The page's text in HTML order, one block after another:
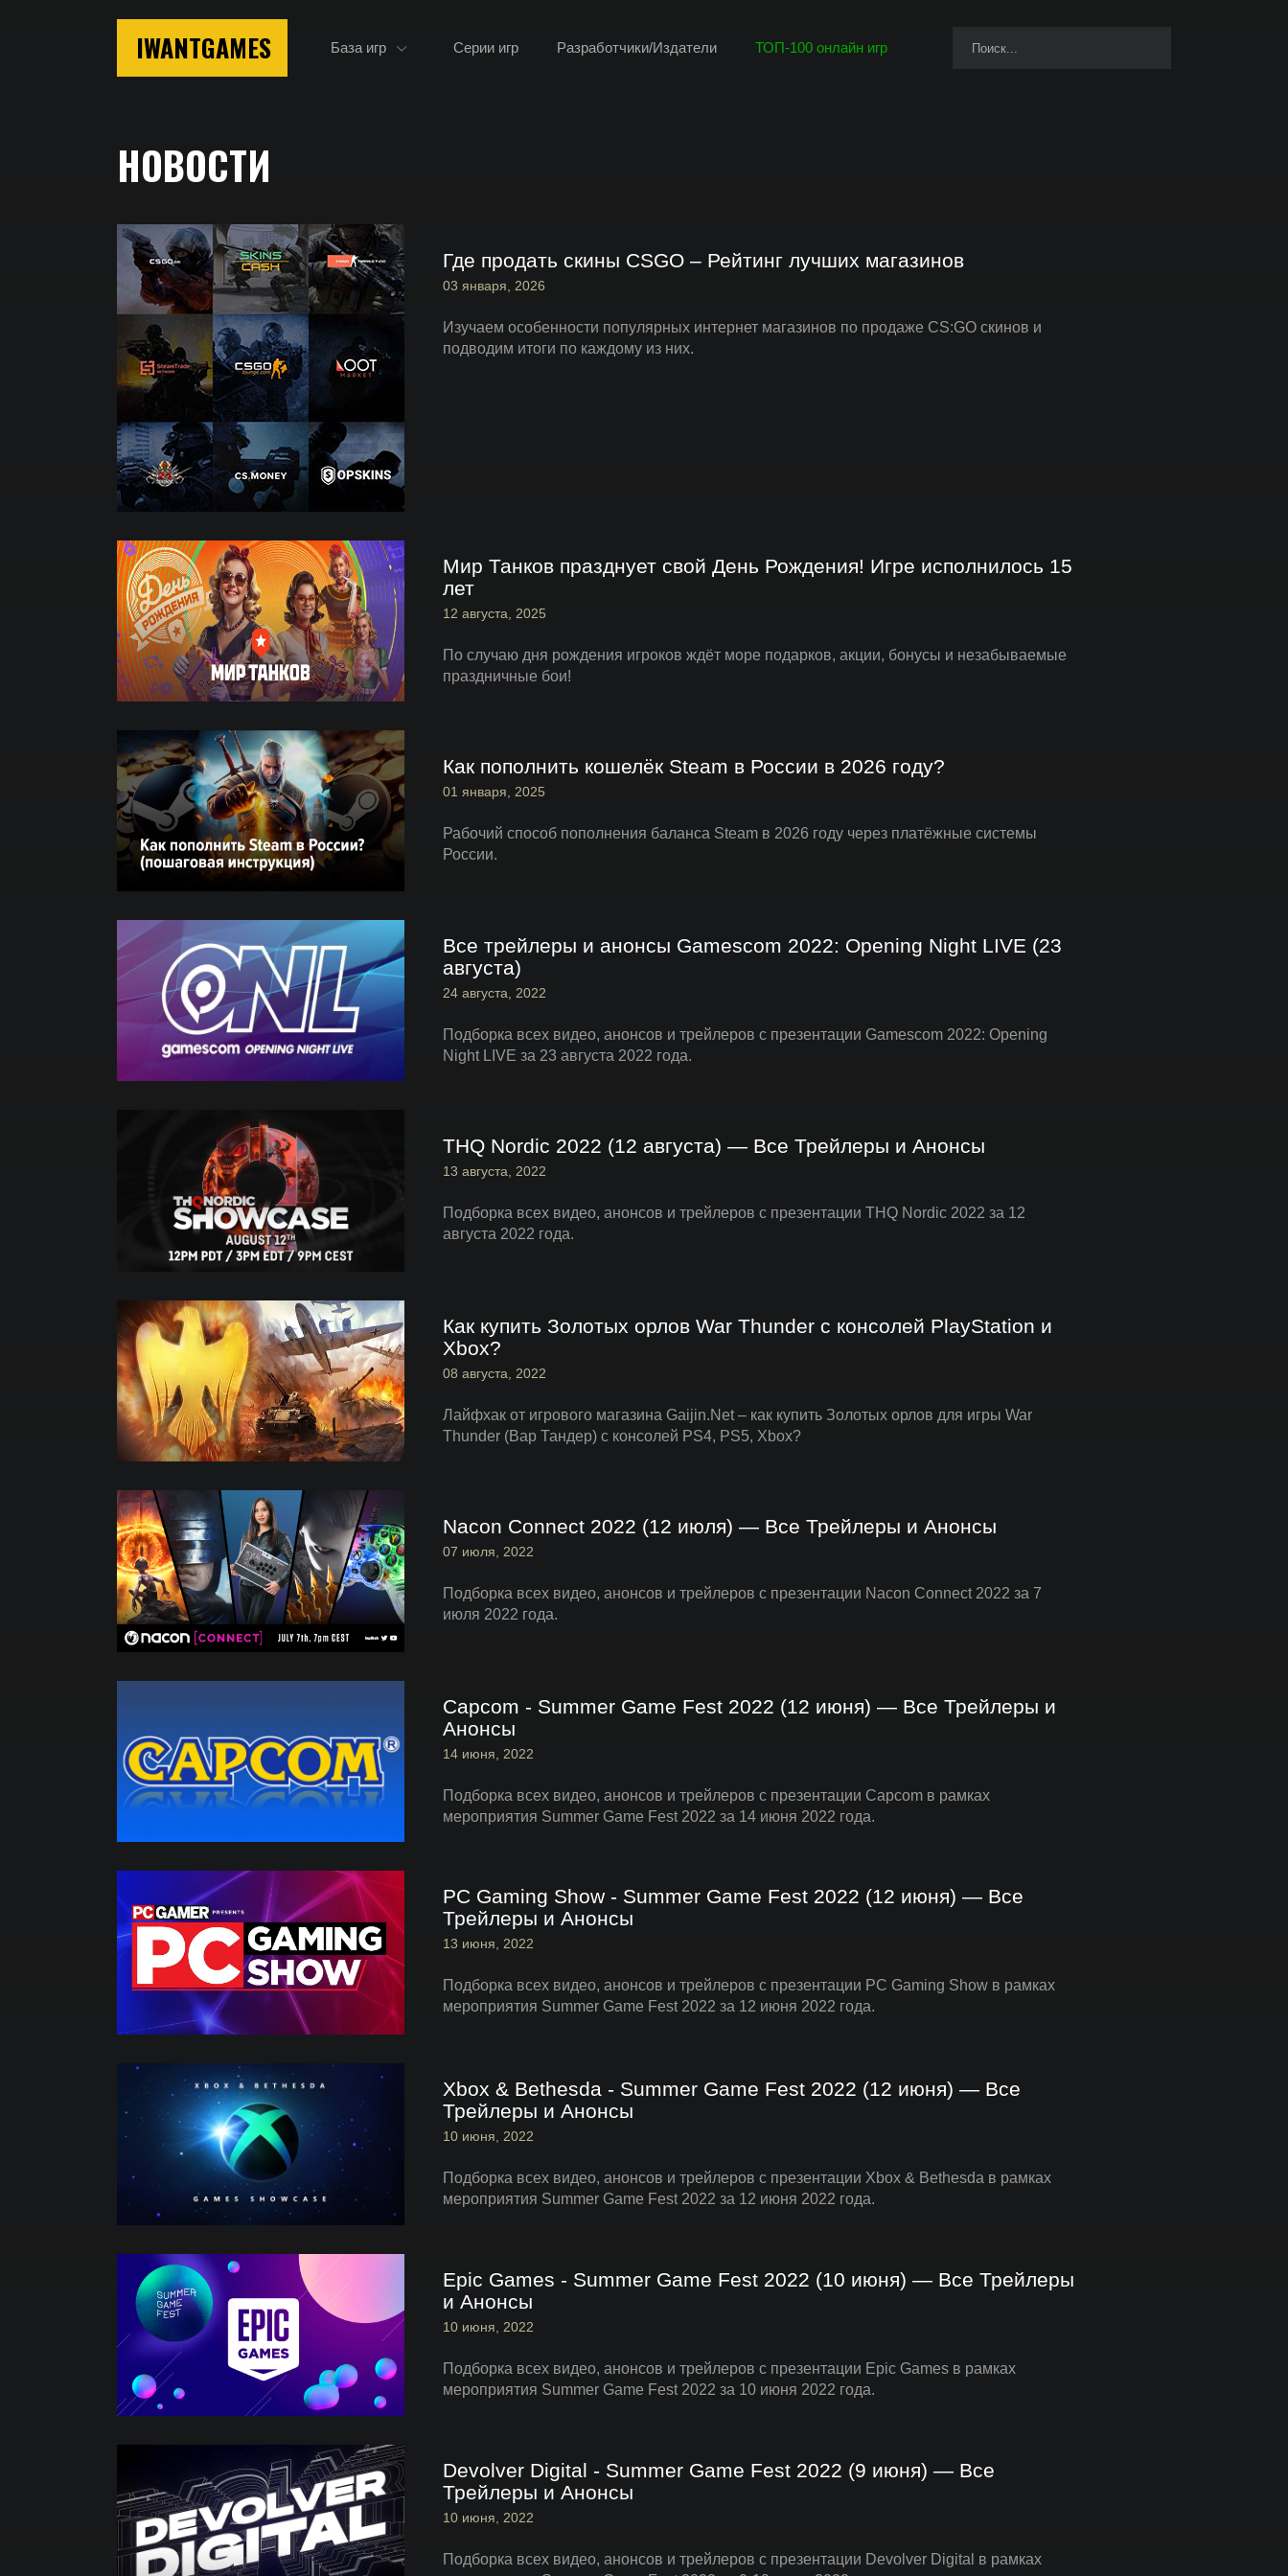
IWANTGAMES База игр Серии игр Разработчики/Издатели ТОП-100 онлайн игр
Новости
НОВОСТИ
Где продать скины CSGO – Рейтинг лучших магазинов
03 января, 2026
Изучаем особенности популярных интернет магазинов по продаже CS:GO скинов и
подводим итоги по каждому из них.
Мир Танков празднует свой День Рождения! Игре исполнилось 15
лет
12 августа, 2025
По случаю дня рождения игроков ждёт море подарков, акции, бонусы и незабываемые
праздничные бои!
Как пополнить кошелёк Steam в России в 2026 году?
01 января, 2025
Рабочий способ пополнения баланса Steam в 2026 году через платёжные системы
России.
Все трейлеры и анонсы Gamescom 2022: Opening Night LIVE (23
августа)
24 августа, 2022
Подборка всех видео, анонсов и трейлеров с презентации Gamescom 2022: Opening
Night LIVE за 23 августа 2022 года.
THQ Nordic 2022 (12 августа) — Все Трейлеры и Анонсы
13 августа, 2022
Подборка всех видео, анонсов и трейлеров с презентации THQ Nordic 2022 за 12
августа 2022 года.
Как купить Золотых орлов War Thunder с консолей PlayStation и
Xbox?
08 августа, 2022
Лайфхак от игрового магазина Gaijin.Net – как купить Золотых орлов для игры War
Thunder (Вар Тандер) с консолей PS4, PS5, Xbox?
Nacon Connect 2022 (12 июля) — Все Трейлеры и Анонсы
07 июля, 2022
Подборка всех видео, анонсов и трейлеров с презентации Nacon Connect 2022 за 7
июля 2022 года.
Capcom - Summer Game Fest 2022 (12 июня) — Все Трейлеры и
Анонсы
14 июня, 2022
Подборка всех видео, анонсов и трейлеров с презентации Capcom в рамках
мероприятия Summer Game Fest 2022 за 14 июня 2022 года.
PC Gaming Show - Summer Game Fest 2022 (12 июня) — Все
Трейлеры и Анонсы
13 июня, 2022
Подборка всех видео, анонсов и трейлеров с презентации PC Gaming Show в рамках
мероприятия Summer Game Fest 2022 за 12 июня 2022 года.
Xbox & Bethesda - Summer Game Fest 2022 (12 июня) — Все
Трейлеры и Анонсы
10 июня, 2022
Подборка всех видео, анонсов и трейлеров с презентации Xbox & Bethesda в рамках
мероприятия Summer Game Fest 2022 за 12 июня 2022 года.
Epic Games - Summer Game Fest 2022 (10 июня) — Все Трейлеры
и Анонсы
10 июня, 2022
Подборка всех видео, анонсов и трейлеров с презентации Epic Games в рамках
мероприятия Summer Game Fest 2022 за 10 июня 2022 года.
Devolver Digital - Summer Game Fest 2022 (9 июня) — Все
Трейлеры и Анонсы
10 июня, 2022
Подборка всех видео, анонсов и трейлеров с презентации Devolver Digital в рамках